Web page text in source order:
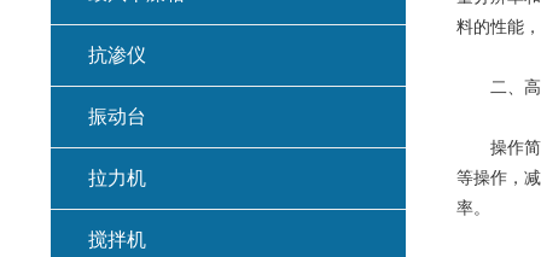
料的性能
二、高
操作简便
等操作，
率。
抗渗仪
振动台
拉力机
搅拌机